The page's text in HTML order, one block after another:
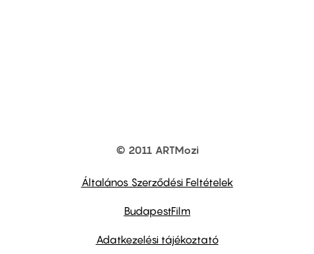
© 2011 ARTMozi
Általános Szerződési Feltételek
BudapestFilm
Adatkezelési tájékoztató